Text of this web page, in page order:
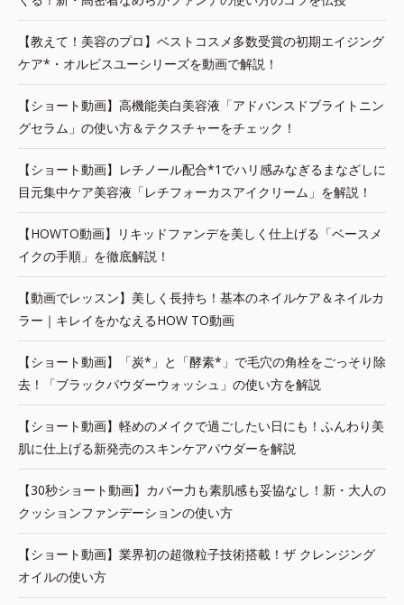
【教えて！美容のプロ】ベストコスメ多数受賞の初期エイジング
ケア*・オルビスユーシリーズを動画で解説！
【ショート動画】高機能美白美容液「アドバンスドブライトニン
グセラム」の使い方＆テクスチャーをチェック！
【ショート動画】レチノール配合*1でハリ感みなぎるまなざしに
目元集中ケア美容液「レチフォーカスアイクリーム」を解説！
【HOWTO動画】リキッドファンデを美しく仕上げる「ベースメ
イクの手順」を徹底解説！
【動画でレッスン】美しく長持ち！基本のネイルケア＆ネイルカ
ラー｜キレイをかなえるHOW TO動画
【ショート動画】「炭*」と「酵素*」で毛穴の角栓をごっそり除
去！「ブラックパウダーウォッシュ」の使い方を解説
【ショート動画】軽めのメイクで過ごしたい日にも！ふんわり美
肌に仕上げる新発売のスキンケアパウダーを解説
【30秒ショート動画】カバー力も素肌感も妥協なし！新・大人の
クッションファンデーションの使い方
【ショート動画】業界初の超微粒子技術搭載！ザ クレンジング
オイルの使い方